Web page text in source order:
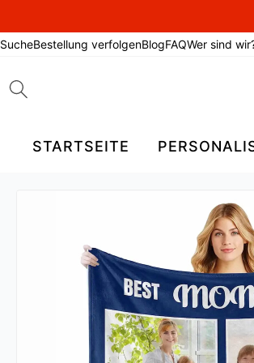
SucheBestellung verfolgenBlogFAQWer sind
STARTSEITE